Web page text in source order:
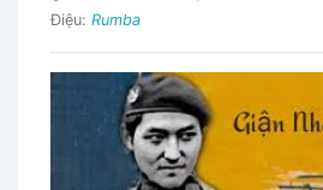
Điệu: Rumba